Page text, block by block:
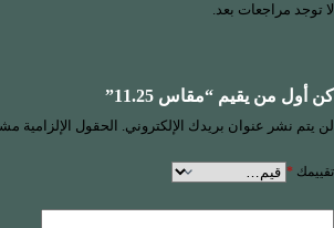
لا توجد مراجعات بعد.
كن أول من يقيم “مقاس 11.25”
لن يتم نشر عنوان بريدك الإلكتروني. الحقول الإلزامية
تقييمك *